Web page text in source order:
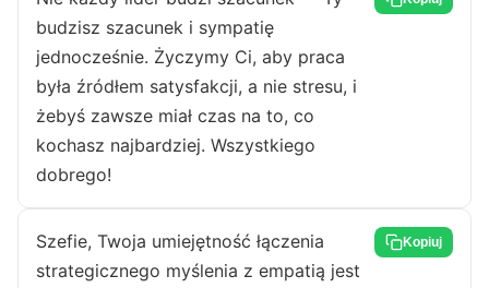
budzisz szacunek i sympatię
jednocześnie. Życzymy Ci, aby praca
była źródłem satysfakcji, a nie stresu, i
żebyś zawsze miał czas na to, co
kochasz najbardziej. Wszystkiego
dobrego!
Szefie, Twoja umiejętność łączenia
strategicznego myślenia z empatią jest
Kopiuj